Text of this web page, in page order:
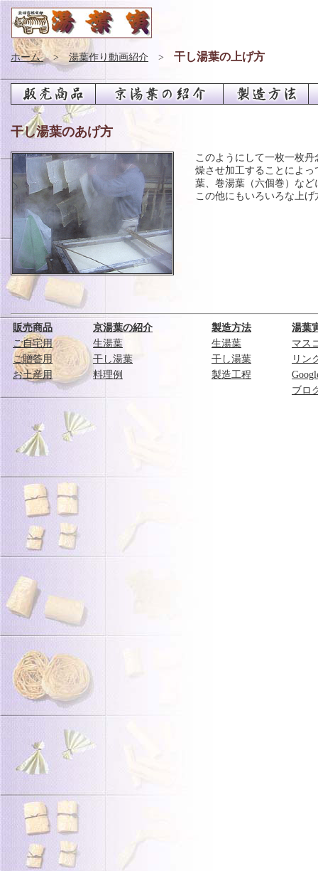
ホーム>湯葉作り動画紹介 > 干し湯葉の上げ方
干し湯葉のあげ方
このようにして一枚一枚
燥させ加工することによ
葉、巻湯葉（六個巻）など
この他にもいろいろな上げ
販売商品 京湯葉の紹介 製造方法
湯葉
ご自宅用
生湯葉 生湯葉
マス
ご贈答用
干し湯葉 干し湯葉
リン
お土産用
料理例 製造工程
ブロ